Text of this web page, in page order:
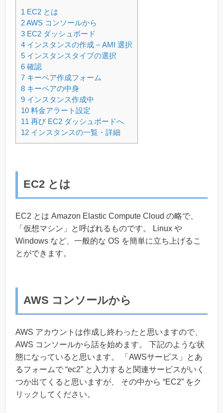
1 EC2 とは
2AWS コンソールから
3 EC2 ダッシュボード
4 インスタンスの作成 – AMI 選択
5 インスタンスタイプの選択
6 確認
7 キーペア作成フォーム
8 キーペアの中身
9 インスタンス作成中
10 料金アラート設定
11 再び EC2 ダッシュボードへ
12 インスタンスの一覧・詳細
EC2 とは
EC2 とは Amazon Elastic Compute Cloud の略で、
「仮想マシン」と呼ばれるものです。 Linux や
Windows など、一般的な OS を簡単に立ち上げるこ
とができます。
AWS コンソールから
AWS アカウントは作成し終わったと思いますので、
AWS コンソールから話を始めます。 下記のような状
態になっていると思います。 「AWSサービス」とあ
るフォームで “ec2” と入力すると関連サービスがいく
つか出てくると思いますが、 その中から “EC2” をク
リックしてください。